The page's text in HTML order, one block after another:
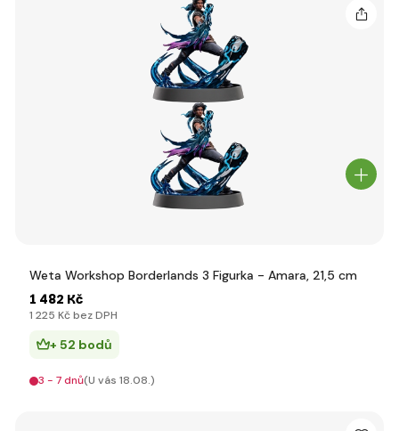
Weta Workshop Borderlands 3 Figurka - Amara, 21,5 cm
1 482 Kč
1 225 Kč bez DPH
+ 52 bodů
3 - 7 dnů(U vás 18.08.)